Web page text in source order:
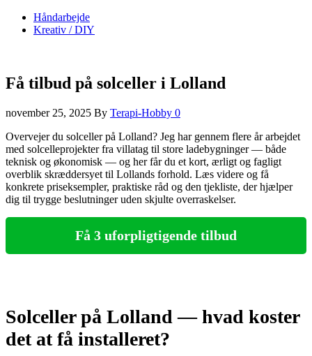
Håndarbejde
Kreativ / DIY
Få tilbud på solceller i Lolland
november 25, 2025 By Terapi-Hobby 0
Overvejer du solceller på Lolland? Jeg har gennem flere år arbejdet
med solcelleprojekter fra villatag til store ladebygninger — både
teknisk og økonomisk — og her får du et kort, ærligt og fagligt
overblik skræddersyet til Lollands forhold. Læs videre og få
konkrete priseksempler, praktiske råd og den tjekliste, der hjælper
dig til trygge beslutninger uden skjulte overraskelser.
Få 3 uforpligtigende tilbud
Solceller på Lolland — hvad koster
det at få installeret?